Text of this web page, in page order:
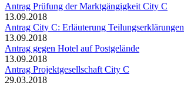
Antrag Prüfung der Marktgängigkeit City C
13.09.2018
Antrag City C: Erläuterung Teilungserklärungen
13.09.2018
Antrag gegen Hotel auf Postgelände
13.09.2018
Antrag Projektgesellschaft City C
29.03.2018